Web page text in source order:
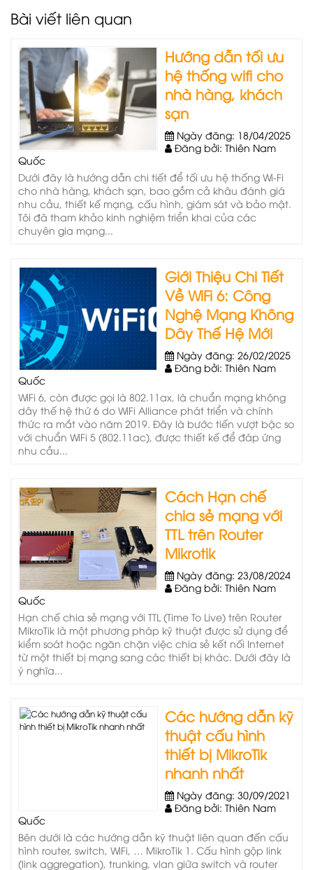
Bài viết liên quan
Hướng dẫn tối ưu
hệ thống wifi cho
nhà hàng, khách
sạn
Ngày đăng: 18/04/2025
Đăng bởi: Thiên Nam
Quốc
Dưới đây là hướng dẫn chi tiết để tối ưu hệ thống Wi‑Fi
cho nhà hàng, khách sạn, bao gồm cả khâu đánh giá
nhu cầu, thiết kế mạng, cấu hình, giám sát và bảo mật.
Tôi đã tham khảo kinh nghiệm triển khai của các
chuyên gia mạng...
Giới Thiệu Chi Tiết
Về WiFi 6: Công
Nghệ Mạng Không
Dây Thế Hệ Mới
Ngày đăng: 26/02/2025
Đăng bởi: Thiên Nam
Quốc
WiFi 6, còn được gọi là 802.11ax, là chuẩn mạng không
dây thế hệ thứ 6 do WiFi Alliance phát triển và chính
thức ra mắt vào năm 2019. Đây là bước tiến vượt bậc so
với chuẩn WiFi 5 (802.11ac), được thiết kế để đáp ứng
nhu cầu...
Cách Hạn chế
chia sẻ mạng với
TTL trên Router
Mikrotik
Ngày đăng: 23/08/2024
Đăng bởi: Thiên Nam
Quốc
Hạn chế chia sẻ mạng với TTL (Time To Live) trên Router
MikroTik là một phương pháp kỹ thuật được sử dụng để
kiểm soát hoặc ngăn chặn việc chia sẻ kết nối Internet
từ một thiết bị mạng sang các thiết bị khác. Dưới đây là
ý nghĩa...
Các hướng dẫn kỹ
thuật cấu hình
thiết bị MikroTik
nhanh nhất
Ngày đăng: 30/09/2021
Đăng bởi: Thiên Nam
Quốc
Bên dưới là các hướng dẫn kỹ thuật liên quan đến cấu
hình router, switch, WiFi, … MikroTik 1. Cấu hình gộp link
(link aggregation), trunking, vlan giữa switch và router